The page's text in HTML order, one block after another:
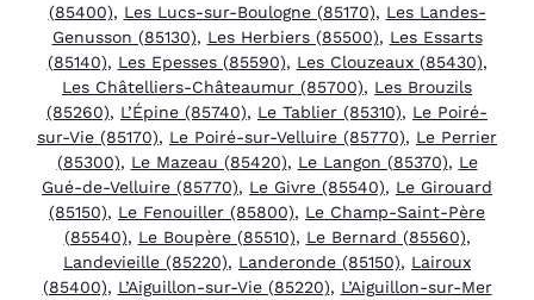
(85400), Les Lucs-sur-Boulogne (85170), Les Landes-
Genusson (85130), Les Herbiers (85500), Les Essarts
(85140), Les Epesses (85590), Les Clouzeaux (85430),
Les Châtelliers-Châteaumur (85700), Les Brouzils
(85260), L’Épine (85740), Le Tablier (85310), Le Poiré-
sur-Vie (85170), Le Poiré-sur-Velluire (85770), Le Perrier
(85300), Le Mazeau (85420), Le Langon (85370), Le
Gué-de-Velluire (85770), Le Givre (85540), Le Girouard
(85150), Le Fenouiller (85800), Le Champ-Saint-Père
(85540), Le Boupère (85510), Le Bernard (85560),
Landevieille (85220), Landeronde (85150), Lairoux
(85400), L’Aiguillon-sur-Vie (85220), L’Aiguillon-sur-Mer